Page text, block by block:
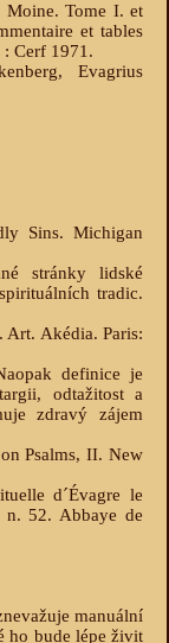
Moine. Tome I. et
et tables
: Cerf 1971.
Evagrius
Sins. Michigan
stránky lidské
tradic.
Akédia. Paris:
definice je
odtažitost a
zdravý zájem
Psalms, II. New
d´Évagre le
n. 52. Abbaye de
manuální
ho bude lépe živit